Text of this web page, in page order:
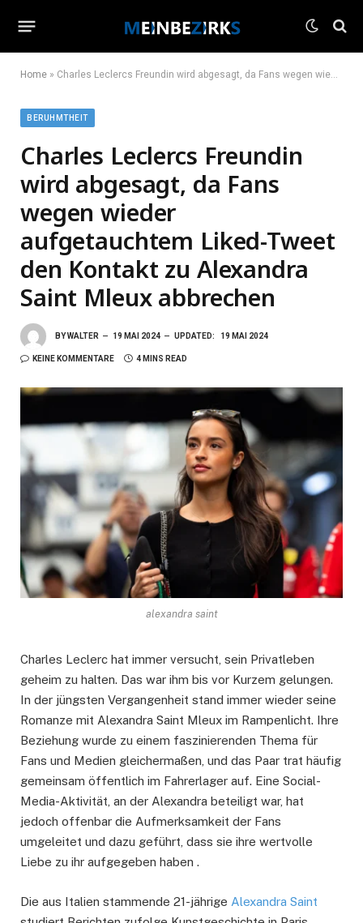
Home » Charles Leclercs Freundin wird abgesagt, da Fans wegen wieder aufgetauchtem Liked-Tweet den Kontakt zu Alexandra Saint Mleux abbrechen
BERUHMTHEIT
Charles Leclercs Freundin
wird abgesagt, da Fans
wegen wieder
aufgetauchtem Liked-Tweet
den Kontakt zu Alexandra
Saint Mleux abbrechen
BYWALTER 19 MAI 2024 UPDATED: 19 MAI 2024
KEINE KOMMENTARE 4 MINS READ
alexandra saint
Charles Leclerc hat immer versucht, sein Privatleben
geheim zu halten. Das war ihm bis vor Kurzem gelungen.
In der jüngsten Vergangenheit stand immer wieder seine
Romanze mit Alexandra Saint Mleux im Rampenlicht. Ihre
Beziehung wurde zu einem faszinierenden Thema für
Fans und Medien gleichermaßen, und das Paar trat häufig
gemeinsam öffentlich im Fahrerlager auf. Eine Social-
Media-Aktivität, an der Alexandra beteiligt war, hat
jedoch offenbar die Aufmerksamkeit der Fans
umgeleitet und dazu geführt, dass sie ihre wertvolle
Liebe zu ihr aufgegeben haben .
Die aus Italien stammende 21-jährige Alexandra Saint